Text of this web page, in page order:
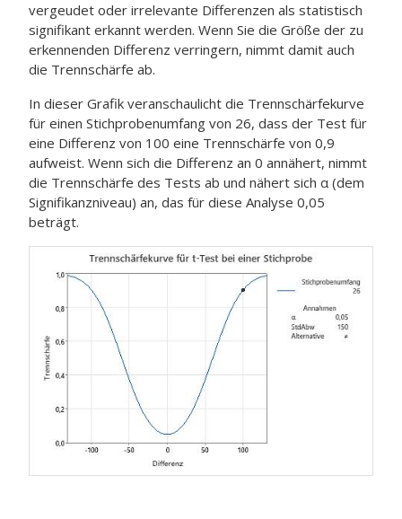
vergeudet oder irrelevante Differenzen als statistisch
signifikant erkannt werden. Wenn Sie die Größe der zu
erkennenden Differenz verringern, nimmt damit auch
die Trennschärfe ab.
In dieser Grafik veranschaulicht die Trennschärfekurve
für einen Stichprobenumfang von 26, dass der Test für
eine Differenz von 100 eine Trennschärfe von 0,9
aufweist. Wenn sich die Differenz an 0 annähert, nimmt
die Trennschärfe des Tests ab und nähert sich α (dem
Signifikanzniveau) an, das für diese Analyse 0,05
beträgt.